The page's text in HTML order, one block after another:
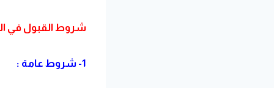
شروط القبول في
1- شروط عامة :